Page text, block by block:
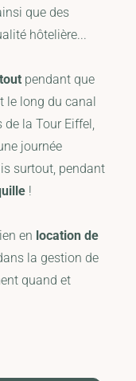
que des
hôtelière...
pendant que
le long du canal
la Tour Eiffel,
journée
surtout, pendant
!
en location de
la gestion de
quand et